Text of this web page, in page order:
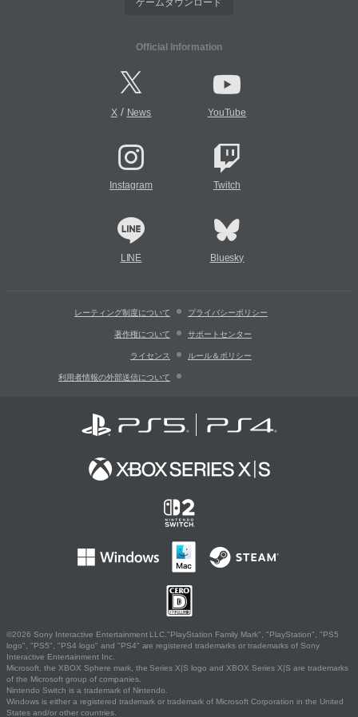
Official Information
X/ News YouTube
Instagram Twitch
LINE Bluesky
レーティング制度について プライバシーポリシー
著作権について サポートセンター
ライセンス ルール＆ポリシー
利用者情報の外部送信について
©2026 Sony Interactive Entertainment LLC."PlayStation Family Mark", "PlayStation", "PS5
logo", "PS5", "PS4 logo" and "PS4" are registered trademarks or trademarks of Sony
Interactive Entertainment Inc.
Microsoft, the XBOX Sphere mark, the Series X|S logo and XBOX Series X|S are trademarks
of the Microsoft group of companies.
Nintendo Switch is a trademark of Nintendo.
Windows is either a registered trademark or trademark of Microsoft Corporation in the United
States and/or other countries.